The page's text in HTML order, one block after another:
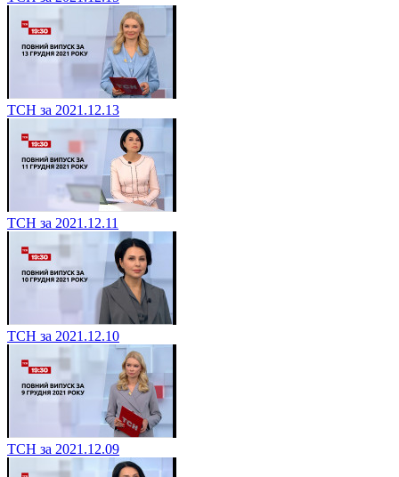
ТСН за 2021.12.13
ТСН за 2021.12.11
ТСН за 2021.12.10
ТСН за 2021.12.09